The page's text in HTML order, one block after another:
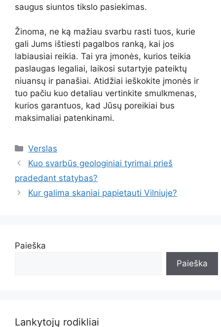
saugus siuntos tikslo pasiekimas.
Žinoma, ne ką mažiau svarbu rasti tuos, kurie
gali Jums ištiesti pagalbos ranką, kai jos
labiausiai reikia. Tai yra įmonės, kurios teikia
paslaugas legaliai, laikosi sutartyje pateiktų
niuansų ir panašiai. Atidžiai ieškokite įmonės ir
tuo pačiu kuo detaliau vertinkite smulkmenas,
kurios garantuos, kad Jūsų poreikiai bus
maksimaliai patenkinami.
Kategorijos
Verslas
Kuo svarbūs geologiniai tyrimai prieš
pradedant statybas?
Kur galima skaniai papietauti Vilniuje?
Paieška
Paieška
Lankytojų rodikliai